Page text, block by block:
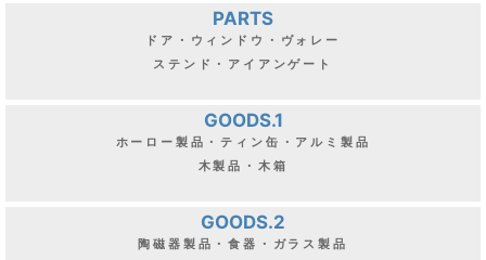
PARTS
ドア・ウィンドウ・ヴォレー
ステンド・アイアンゲート
GOODS.1
ホーロー製品・ティン缶・アルミ製品
木製品・木箱
GOODS.2
陶磁器製品・食器・ガラス製品